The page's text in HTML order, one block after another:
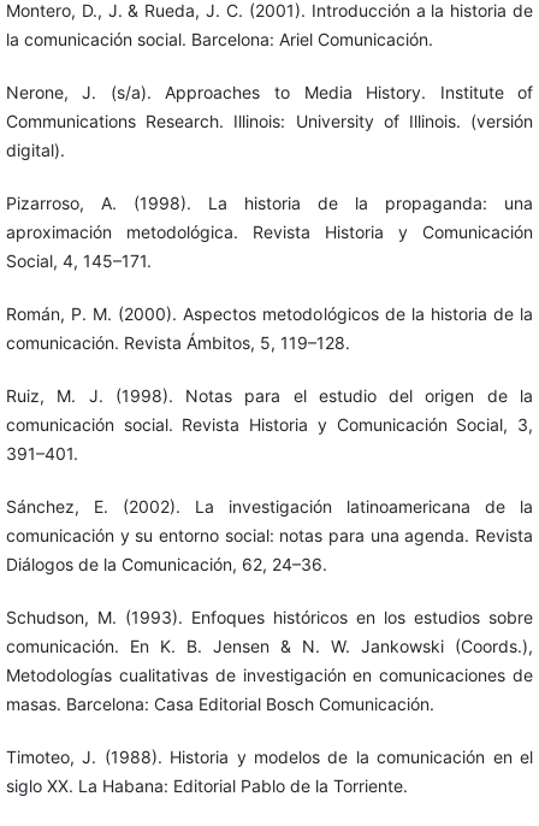
Montero, D., J. & Rueda, J. C. (2001). Introducción a la historia de
la comunicación social. Barcelona: Ariel Comunicación.
Nerone, J. (s/a). Approaches to Media History. Institute of
Communications Research. Illinois: University of Illinois. (versión
digital).
Pizarroso, A. (1998). La historia de la propaganda: una
aproximación metodológica. Revista Historia y Comunicación
Social, 4, 145–171.
Román, P. M. (2000). Aspectos metodológicos de la historia de la
comunicación. Revista Ámbitos, 5, 119–128.
Ruiz, M. J. (1998). Notas para el estudio del origen de la
comunicación social. Revista Historia y Comunicación Social, 3,
391–401.
Sánchez, E. (2002). La investigación latinoamericana de la
comunicación y su entorno social: notas para una agenda. Revista
Diálogos de la Comunicación, 62, 24–36.
Schudson, M. (1993). Enfoques históricos en los estudios sobre
comunicación. En K. B. Jensen & N. W. Jankowski (Coords.),
Metodologías cualitativas de investigación en comunicaciones de
masas. Barcelona: Casa Editorial Bosch Comunicación.
Timoteo, J. (1988). Historia y modelos de la comunicación en el
siglo XX. La Habana: Editorial Pablo de la Torriente.